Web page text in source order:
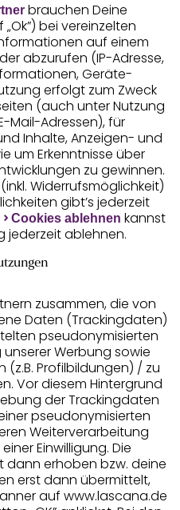
brauchen Deine
bei vereinzelten
auf einem
abzurufen (IP-Adresse,
Geräte-
erfolgt zum Zweck
(auch unter Nutzung
Mail-Adressen), für
Inhalte, Anzeigen- und
um Erkenntnisse über
zu gewinnen.
Widerrufsmöglichkeit)
gibt’s jederzeit
Cookies ablehnen kannst
jederzeit ablehnen.
zusammen, die von
Daten (Trackingdaten)
pseudonymisierten
Werbung sowie
Profilbildungen) / zu
Vor diesem Hintergrund
der Trackingdaten
pseudonymisierten
Weiterverarbeitung
Einwilligung. Die
dann erhoben bzw. deine
erst dann übermittelt,
auf www.lascana.de